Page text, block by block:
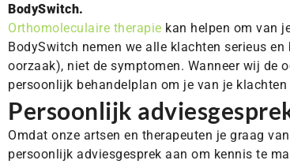
BodySwitch.
Orthomoleculaire therapie kan helpen om van
BodySwitch nemen we alle klachten serieus
oorzaak), niet de symptomen. Wanneer wij de
persoonlijk behandelplan om je van je
Persoonlijk
Omdat onze artsen en therapeuten je graag
persoonlijk adviesgesprek aan om kennis te